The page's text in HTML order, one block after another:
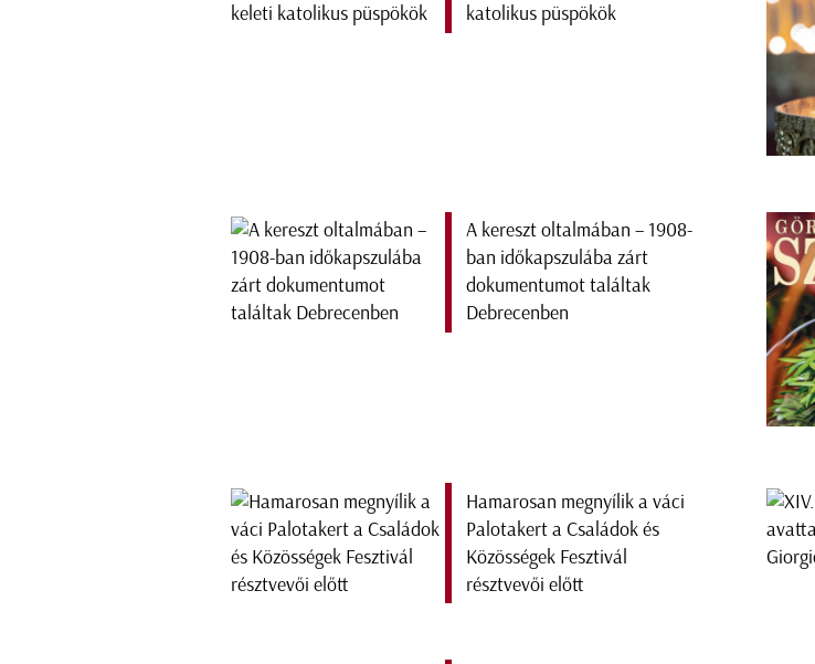
katolikus püspökök
A kereszt oltalmában – 1908-
ban időkapszulába zárt
dokumentumot találtak
Debrecenben
Hamarosan megnyílik a váci
Palotakert a Családok és
Közösségek Fesztivál
résztvevői előtt